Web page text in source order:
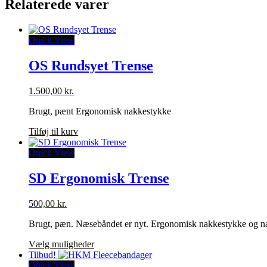
Relaterede varer
Quick View
OS Rundsyet Trense
1.500,00 kr.
Brugt, pænt Ergonomisk nakkestykke
Tilføj til kurv
Quick View
SD Ergonomisk Trense
500,00 kr.
Brugt, pæn. Næsebåndet er nyt. Ergonomisk nakkestykke og
Vælg mulighederDette
vare
Tilbud!